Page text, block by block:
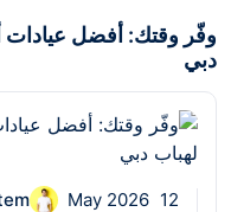
وفّر وقتك: أفضل عيادات
دبي
12 May 2026